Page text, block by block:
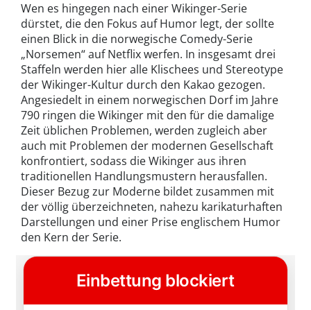
Wen es hingegen nach einer Wikinger-Serie
dürstet, die den Fokus auf Humor legt, der sollte
einen Blick in die norwegische Comedy-Serie
„Norsemen“ auf Netflix werfen. In insgesamt drei
Staffeln werden hier alle Klischees und Stereotype
der Wikinger-Kultur durch den Kakao gezogen.
Angesiedelt in einem norwegischen Dorf im Jahre
790 ringen die Wikinger mit den für die damalige
Zeit üblichen Problemen, werden zugleich aber
auch mit Problemen der modernen Gesellschaft
konfrontiert, sodass die Wikinger aus ihren
traditionellen Handlungsmustern herausfallen.
Dieser Bezug zur Moderne bildet zusammen mit
der völlig überzeichneten, nahezu karikaturhaften
Darstellungen und einer Prise englischem Humor
den Kern der Serie.